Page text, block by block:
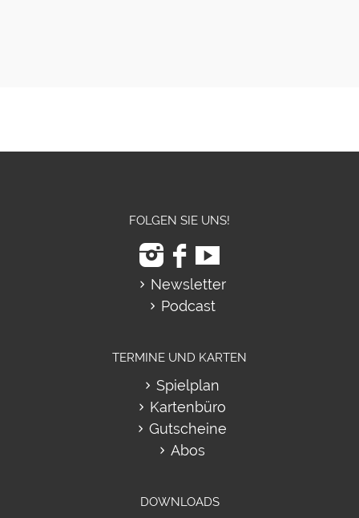
FOLGEN SIE UNS!
Newsletter
Podcast
TERMINE UND KARTEN
Spielplan
Kartenbüro
Gutscheine
Abos
DOWNLOADS